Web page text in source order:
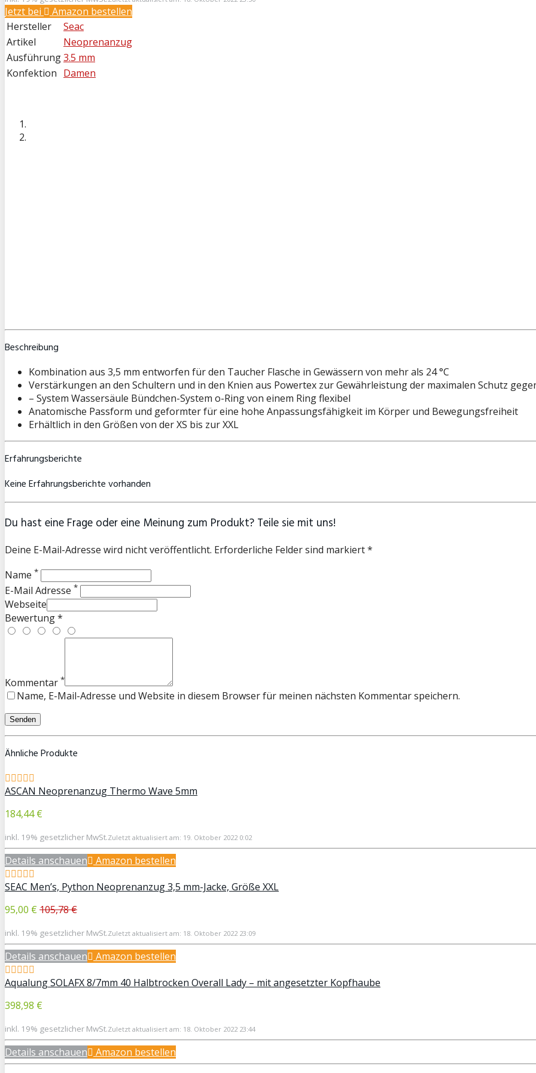
Jetzt bei
Amazon bestellen
Hersteller
Seac
Artikel
Neoprenanzug
Ausführung3.5 mm
Konfektion Damen
Beschreibung
Kombination aus 3,5 mm entworfen für den Taucher Flasche in Gewässern von mehr als 24 °C
Verstärkungen an den Schultern und in den Knien aus Powertex zur Gewährleistung der maximalen Schutz
– System Wassersäule Bündchen-System o-Ring von einem Ring flexibel
Anatomische Passform und geformter für eine hohe Anpassungsfähigkeit im Körper und Bewegungsfreiheit
Erhältlich in den Größen von der XS bis zur XXL
Erfahrungsberichte
Keine Erfahrungsberichte vorhanden
Du hast eine Frage oder eine Meinung zum Produkt? Teile sie mit uns!
Deine E-Mail-Adresse wird nicht veröffentlicht. Erforderliche Felder sind markiert *
Name *
E-Mail Adresse *
Webseite
Bewertung *
Kommentar *
Name, E-Mail-Adresse und Website in diesem Browser für meinen nächsten Kommentar speichern.
Ähnliche Produkte
ASCAN Neoprenanzug Thermo Wave 5mm
184,44 €
inkl. 19% gesetzlicher MwSt.Zuletzt aktualisiert am: 19. Oktober 2022 0:02
Details anschauen
Amazon bestellen
SEAC Men’s, Python Neoprenanzug 3,5 mm-Jacke, Größe XXL
95,00 € 105,78 €
inkl. 19% gesetzlicher MwSt.Zuletzt aktualisiert am: 18. Oktober 2022 23:09
Details anschauen
Amazon bestellen
Aqualung SOLAFX 8/7mm 40 Halbtrocken Overall Lady – mit angesetzter Kopfhaube
398,98 €
inkl. 19% gesetzlicher MwSt.Zuletzt aktualisiert am: 18. Oktober 2022 23:44
Details anschauen Amazon bestellen